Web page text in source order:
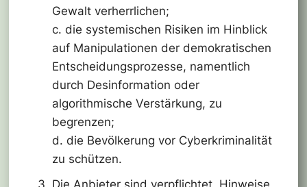
Gewalt verherrlichen;
c. die systemischen Risiken im Hinblick
auf Manipulationen der demokratischen
Entscheidungsprozesse, namentlich
durch Desinformation oder
algorithmische Verstärkung, zu
begrenzen;
d. die Bevölkerung vor Cyberkriminalität
zu schützen.